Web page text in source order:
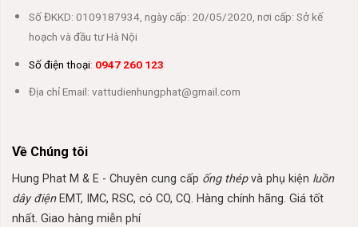
Số ĐKKD: 0109187934, ngày cấp: 20/05/2020, nơi cấp: Sở kế
hoạch và đầu tư Hà Nội
Số điện thoại: 0947 260 123
Địa chỉ Email: vattudienhungphat@gmail.com
Về Chúng tôi
Hung Phat M & E - Chuyên cung cấp ống thépvà phụ kiện luồn
dây điệnEMT, IMC, RSC, có CO, CQ. Hàng chính hãng. Giá tốt
nhất. Giao hàng miễn phí